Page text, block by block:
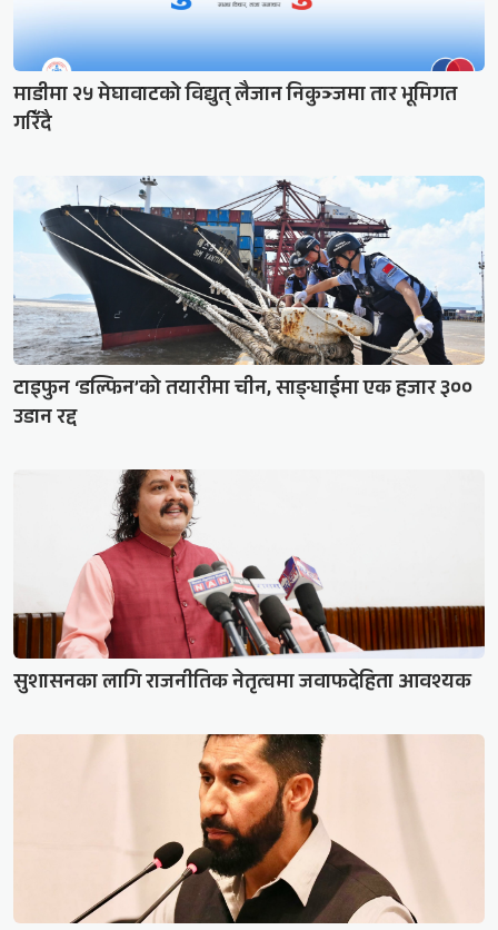
माडीमा २५ मेघावाटको विद्युत् लैजान निकुञ्जमा तार भूमिगत
गरिँदै
टाइफुन ‘डल्फिन’को तयारीमा चीन, साङ्घाईमा एक हजार ३००
उडान रद्द
सुशासनका लागि राजनीतिक नेतृत्वमा जवाफदेहिता आवश्यक